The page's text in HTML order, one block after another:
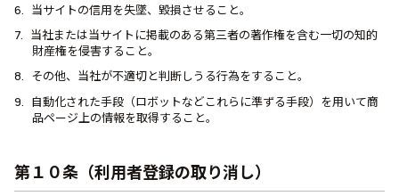
当サイトの信用を失墜、毀損させること。
当社または当サイトに掲載のある第三者の著作権を含む一切の知的
財産権を侵害すること。
その他、当社が不適切と判断しうる行為をすること。
自動化された手段（ロボットなどこれらに準ずる手段）を用いて商
品ページ上の情報を取得すること。
第１０条（利用者登録の取り消し）